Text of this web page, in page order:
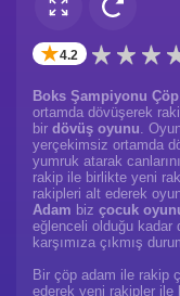
✭4.2
Boks Şampiyonu
ortamda dövüşerek
bir dövüş oyunu.
yerçekimsiz ortamda
yumruk atarak
rakip ile birlikte yeni
rakipleri alt ederek
Adam biz çocuk
eğlenceli olduğu kadar
karşımıza çıkmış
Bir çöp adam ile rakip
ederek yeni rakipler ile